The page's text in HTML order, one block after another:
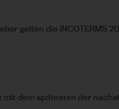
gelten die INCOTERMS
dem spätesten der